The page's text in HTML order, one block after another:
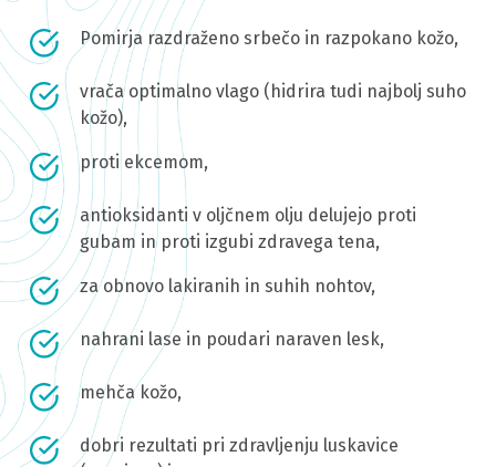
Pomirja razdraženo srbečo in razpokano kožo,
vrača optimalno vlago (hidrira tudi najbolj suho
kožo),
proti ekcemom,
antioksidanti v oljčnem olju delujejo proti
gubam in proti izgubi zdravega tena,
za obnovo lakiranih in suhih nohtov,
nahrani lase in poudari naraven lesk,
mehča kožo,
dobri rezultati pri zdravljenju luskavice